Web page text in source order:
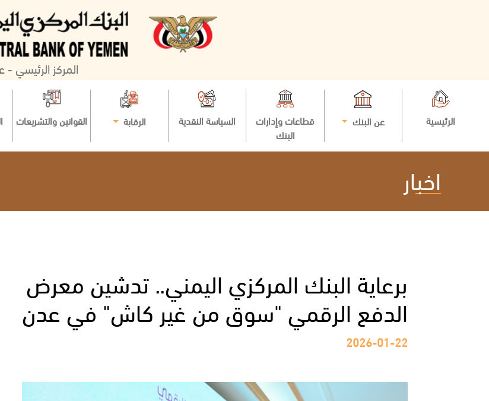
المركز الرئيسي
الرئيسية عن البنك
قطاعات وإدارات
البنك
السياسة النقدية الرقابة القوانين والتشريعات
اخبار
برعاية البنك المركزي اليمني.. تدشين معرض
الدفع الرقمي "سوق من غير كاش" في عدن
2026-01-22